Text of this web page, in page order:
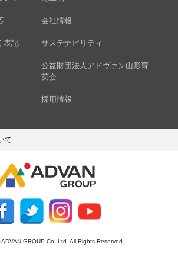
表記
会社情報
サステナビリティ
公益財団法人アドヴァン山形育
英会
採用情報
て
GROUP Co.,Ltd. All Rights Reserved.